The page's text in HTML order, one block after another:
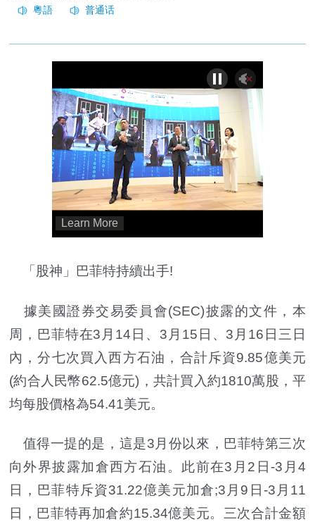
「股神」巴菲特持續出手!
據美國證券交易委員會(SEC)披露的文件，本
周，巴菲特在3月14日、3月15日、3月16日三日
內，分七次買入西方石油，合計斥資9.85億美元
(約合人民幣62.5億元)，共計買入約1810萬股，平
均每股價格為54.41美元。
值得一提的是，這是3月份以來，巴菲特第三次
向外界披露加倉西方石油。此前在3月2日-3月4
日，巴菲特斥資31.22億美元加倉;3月9日-3月11
日，巴菲特再加倉約15.34億美元。三次合計金額